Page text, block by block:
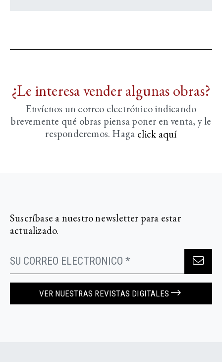
¿Le interesa vender algunas obras?
Envíenos un correo electrónico indicando
brevemente qué obras piensa poner en venta, y le
responderemos. Haga click aquí­
Suscríbase a nuestro newsletter para estar
actualizado.
VER NUESTRAS REVISTAS DIGITALES